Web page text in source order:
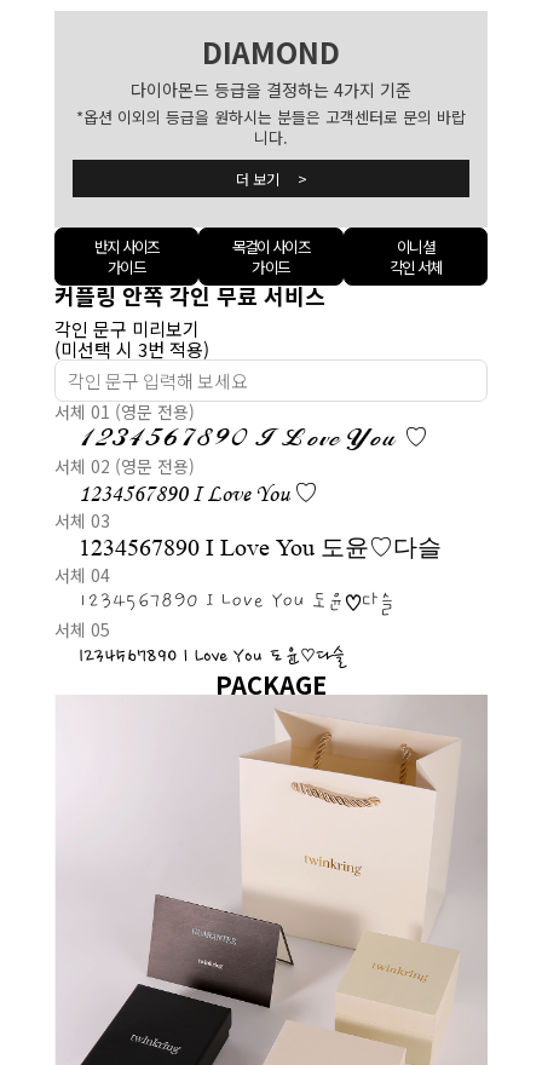
DIAMOND
다이아몬드 등급을 결정하는 4가지 기준
*옵션 이외의 등급을 원하시는 분들은 고객센터로 문의 바랍
니다.
더 보기 >
반지 사이즈
가이드
목걸이 사이즈
가이드
이니셜
각인 서체
커플링 안쪽 각인 무료 서비스
각인 문구 미리보기
(미선택 시 3번 적용)
서체 01 (영문 전용)
1234567890 I Love You ♡
서체 02 (영문 전용)
1234567890 I Love You ♡
서체 03
1234567890 I Love You 도윤♡다슬
서체 04
1234567890 I Love You 도윤♡다슬
서체 05
1234567890 I Love You 도윤♡다슬
PACKAGE